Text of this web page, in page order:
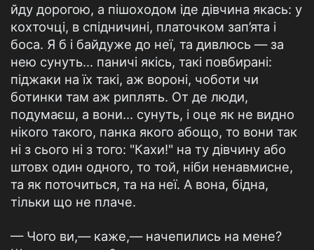
йду дорогою, а пішоходом іде дівчина якась: у
кохточці, в спідничині, платочком зап’ята і
боса. Я б і байдуже до неї, та дивлюсь — за
нею сунуть... паничі якісь, такі повбирані:
піджаки на їх такі, аж вороні, чоботи чи
ботинки там аж риплять. От де люди,
подумаєш, а вони... сунуть, і оце як не видно
нікого такого, панка якого абощо, то вони так
ні з сього ні з того: "Кахи!" на ту дівчину або
штовх один одного, то той, ніби ненавмисне,
та як поточиться, та на неї. А вона, бідна,
тільки що не плаче.
— Чого ви,— каже,— начепились на мене?